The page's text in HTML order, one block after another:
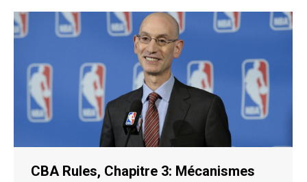
CBA Rules, Chapitre 3: Mécanismes